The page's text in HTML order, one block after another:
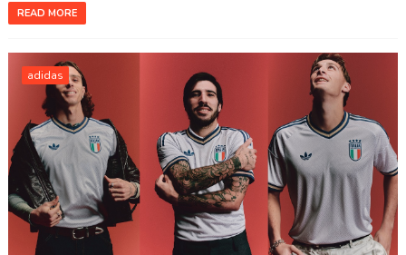
READ MORE
adidas